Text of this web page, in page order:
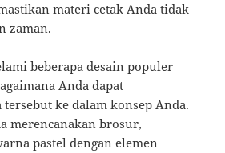
materi cetak Anda tidak
zaman.
beberapa desain populer
Anda dapat
tersebut ke dalam konsep Anda.
merencanakan brosur,
pastel dengan elemen